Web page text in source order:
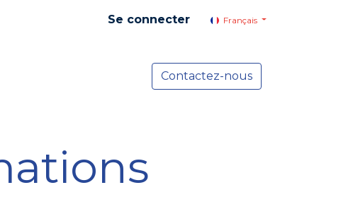
Se connecter Français
Actualités
Contactez-nous